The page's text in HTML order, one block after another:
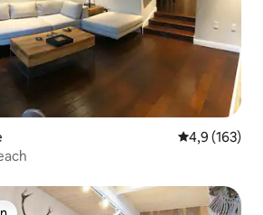
Gemiddelde
4,9 (163)